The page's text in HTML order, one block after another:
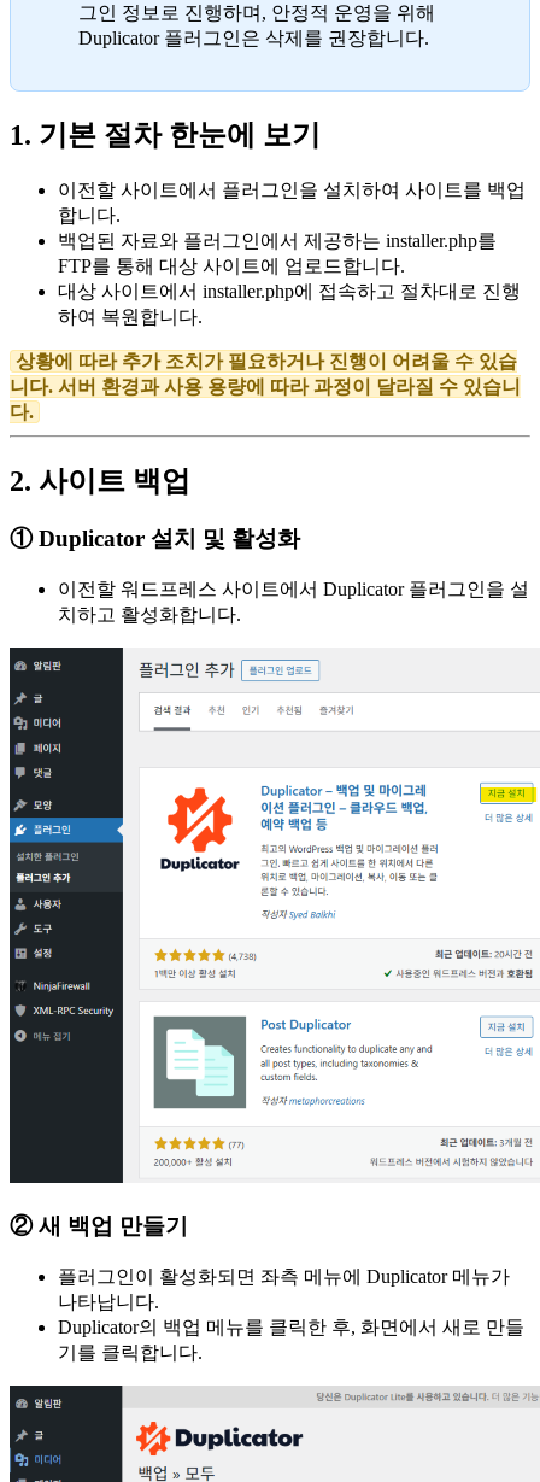
그인 정보로 진행하며, 안정적 운영을 위해
Duplicator 플러그인은 삭제를 권장합니다.
1. 기본 절차 한눈에 보기
이전할 사이트에서 플러그인을 설치하여 사이트를 백업
합니다.
백업된 자료와 플러그인에서 제공하는 installer.php를
FTP를 통해 대상 사이트에 업로드합니다.
대상 사이트에서 installer.php에 접속하고 절차대로 진행
하여 복원합니다.
상황에 따라 추가 조치가 필요하거나 진행이 어려울 수 있습
니다. 서버 환경과 사용 용량에 따라 과정이 달라질 수 있습니
다.
2. 사이트 백업
① Duplicator 설치 및 활성화
이전할 워드프레스 사이트에서 Duplicator 플러그인을 설
치하고 활성화합니다.
② 새 백업 만들기
플러그인이 활성화되면 좌측 메뉴에 Duplicator 메뉴가
나타납니다.
Duplicator의 백업 메뉴를 클릭한 후, 화면에서 새로 만들
기를 클릭합니다.